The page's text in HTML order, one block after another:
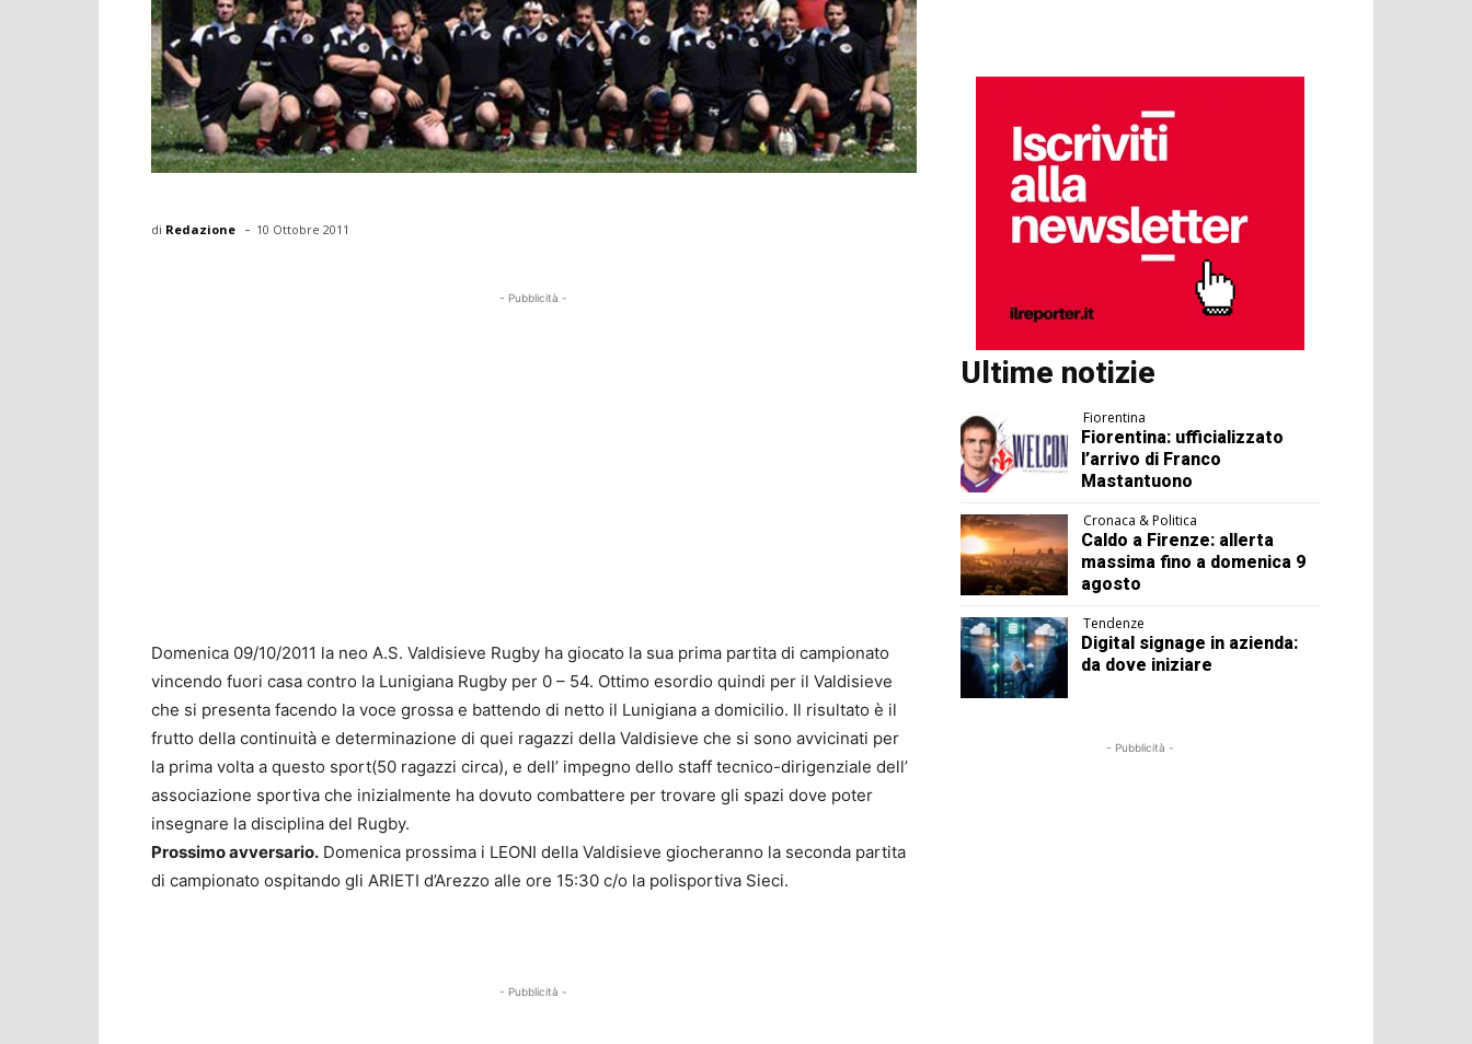
di Redazione - 10 Ottobre 2011
- Pubblicità -
Domenica 09/10/2011 la neo A.S. Valdisieve Rugby ha giocato la sua prima partita di campionato
vincendo fuori casa contro la Lunigiana Rugby per 0 – 54. Ottimo esordio quindi per il Valdisieve
che si presenta facendo la voce grossa e battendo di netto il Lunigiana a domicilio. Il risultato è il
frutto della continuità e determinazione di quei ragazzi della Valdisieve che si sono avvicinati per
la prima volta a questo sport(50 ragazzi circa), e dell’ impegno dello staff tecnico-dirigenziale dell’
associazione sportiva che inizialmente ha dovuto combattere per trovare gli spazi dove poter
insegnare la disciplina del Rugby.
Prossimo avversario. Domenica prossima i LEONI della Valdisieve giocheranno la seconda partita
di campionato ospitando gli ARIETI d’Arezzo alle ore 15:30 c/o la polisportiva Sieci.
- Pubblicità -
Ultime notizie
Fiorentina
Fiorentina: ufficializzato
l’arrivo di Franco
Mastantuono
Cronaca & Politica
Caldo a Firenze: allerta
massima fino a domenica 9
agosto
Tendenze
Digital signage in azienda:
da dove iniziare
- Pubblicità -